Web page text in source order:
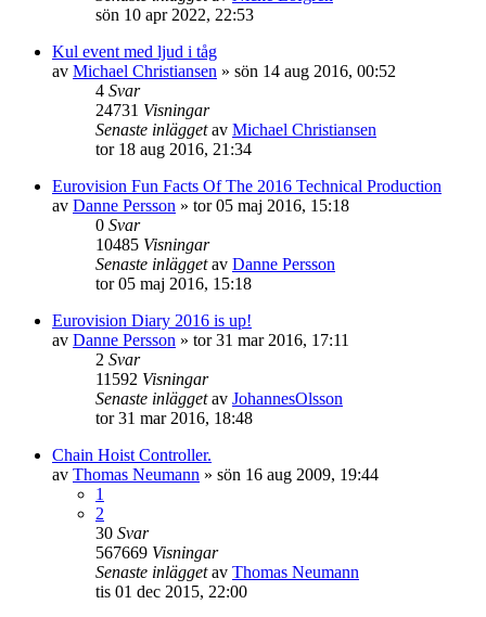
sön 10 apr 2022, 22:53
Kul event med ljud i tåg
av Michael Christiansen » sön 14 aug 2016, 00:52
4 Svar
24731 Visningar
Senaste inläggetav Michael Christiansen
tor 18 aug 2016, 21:34
Eurovision Fun Facts Of The 2016 Technical Production
av Danne Persson » tor 05 maj 2016, 15:18
0 Svar
10485 Visningar
Senaste inläggetav Danne Persson
tor 05 maj 2016, 15:18
Eurovision Diary 2016 is up!
av Danne Persson » tor 31 mar 2016, 17:11
2 Svar
11592 Visningar
Senaste inläggetav JohannesOlsson
tor 31 mar 2016, 18:48
Chain Hoist Controller.
av Thomas Neumann » sön 16 aug 2009, 19:44
1
2
30 Svar
567669 Visningar
Senaste inläggetav Thomas Neumann
tis 01 dec 2015, 22:00